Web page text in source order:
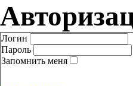
Логин
Пароль
Запомнить меня